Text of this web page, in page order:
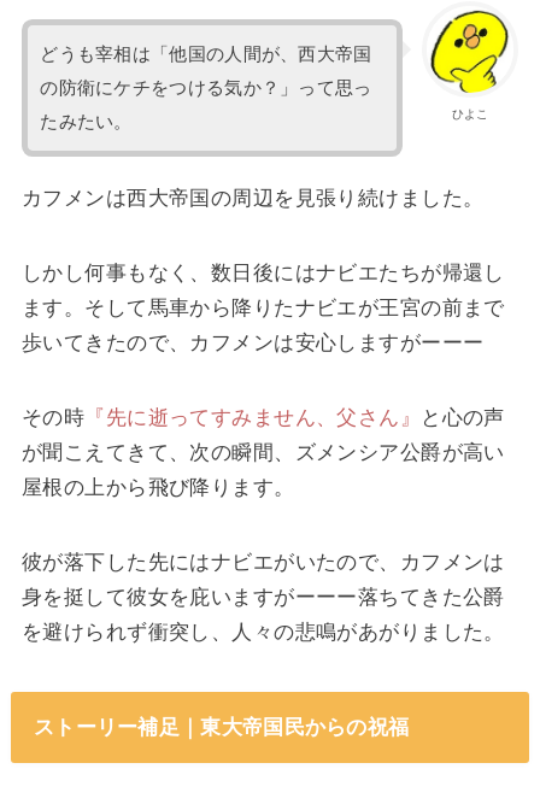
ひよこ
どうも宰相は「他国の人間が、西大帝国
の防衛にケチをつける気か？」って思っ
たみたい。
カフメンは西大帝国の周辺を見張り続けました。
しかし何事もなく、数日後にはナビエたちが帰還し
ます。そして馬車から降りたナビエが王宮の前まで
歩いてきたので、カフメンは安心しますがーーー
その時 『先に逝ってすみません、父さん』
と心の声
が聞こえてきて、次の瞬間、ズメンシア公爵が高い
屋根の上から飛び降ります。
彼が落下した先にはナビエがいたので、カフメンは
身を挺して彼女を庇いますがーーー落ちてきた公爵
を避けられず衝突し、人々の悲鳴があがりました。
ストーリー補足｜東大帝国民からの祝福